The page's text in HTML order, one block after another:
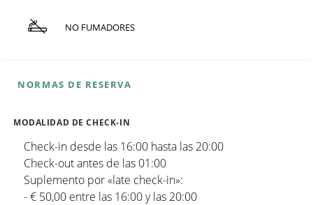
NO FUMADORES
NORMAS DE RESERVA
MODALIDAD DE CHECK-IN
Check-in desde las 16:00 hasta las 20:00
Check-out antes de las 01:00
Suplemento por «late check-in»:
- € 50,00 entre las 16:00 y las 20:00